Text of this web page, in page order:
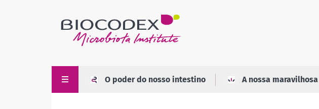
O poder do nosso intestino A nossa